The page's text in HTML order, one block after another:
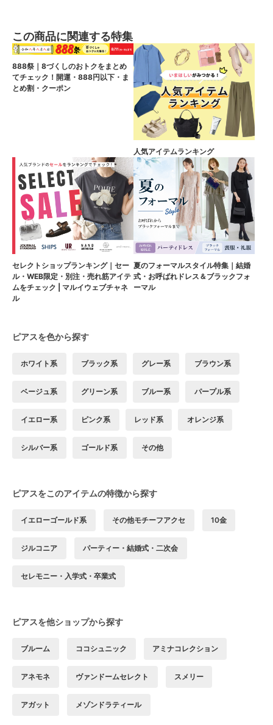
この商品に関連する特集
888祭｜8づくしのおトクをまとめ
てチェック！開運・888円以下・ま
とめ割・クーポン
人気アイテムランキング
セレクトショップランキング｜セー
ル・WEB限定・別注・売れ筋アイテ
ムをチェック | マルイウェブチャネ
ル
夏のフォーマルスタイル特集｜結婚
式・お呼ばれドレス＆ブラックフォ
ーマル
ピアスを色から探す
ホワイト系 ブラック系 グレー系 ブラウン系
ベージュ系 グリーン系 ブルー系 パープル系
イエロー系 ピンク系 レッド系 オレンジ系
シルバー系 ゴールド系 その他
ピアスをこのアイテムの特徴から探す
イエローゴールド系 その他モチーフアクセ 10金
ジルコニア パーティー・結婚式・二次会
セレモニー・入学式・卒業式
ピアスを他ショップから探す
ブルーム ココシュニック アミナコレクション
アネモネ ヴァンドームセレクト スメリー
アガット メゾンドラティール